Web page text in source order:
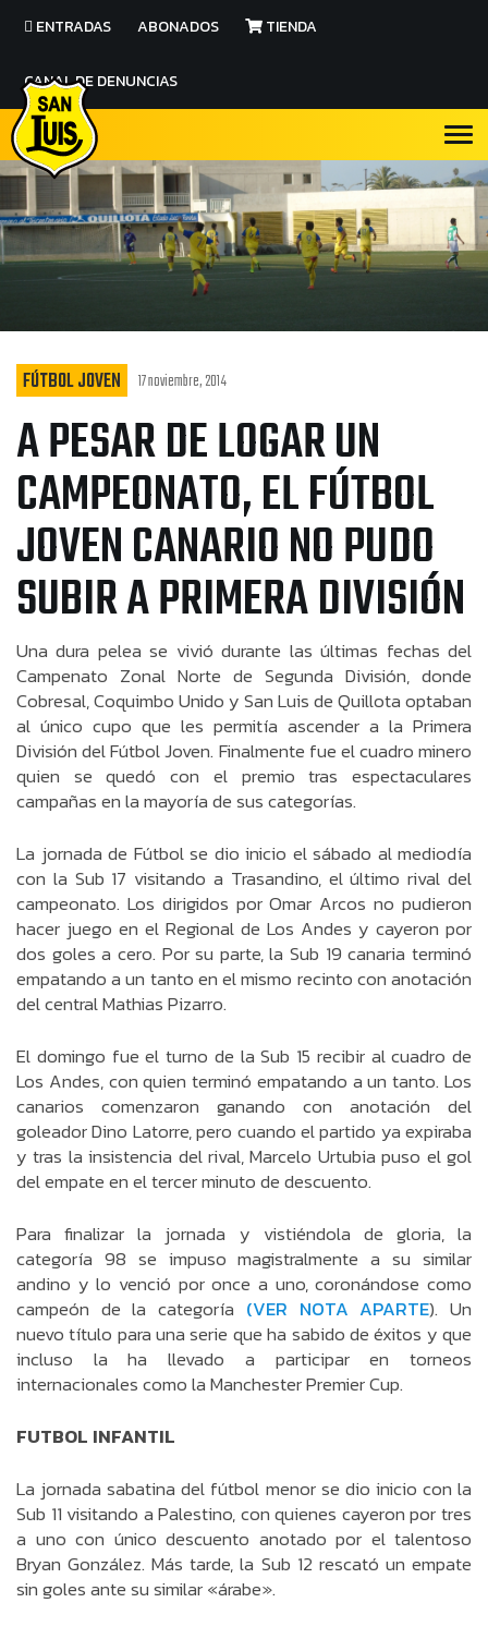
ENTRADAS ABONADOS TIENDA
CANAL DE DENUNCIAS
FÚTBOL JOVEN 17 noviembre, 2014
A PESAR DE LOGAR UN
CAMPEONATO, EL FÚTBOL
JOVEN CANARIO NO PUDO
SUBIR A PRIMERA DIVISIÓN
Una dura pelea se vivió durante las últimas fechas del
Campenato Zonal Norte de Segunda División, donde
Cobresal, Coquimbo Unido y San Luis de Quillota optaban
al único cupo que les permitía ascender a la Primera
División del Fútbol Joven. Finalmente fue el cuadro minero
quien se quedó con el premio tras espectaculares
campañas en la mayoría de sus categorías.
La jornada de Fútbol se dio inicio el sábado al mediodía
con la Sub 17 visitando a Trasandino, el último rival del
campeonato. Los dirigidos por Omar Arcos no pudieron
hacer juego en el Regional de Los Andes y cayeron por
dos goles a cero. Por su parte, la Sub 19 canaria terminó
empatando a un tanto en el mismo recinto con anotación
del central Mathias Pizarro.
El domingo fue el turno de la Sub 15 recibir al cuadro de
Los Andes, con quien terminó empatando a un tanto. Los
canarios comenzaron ganando con anotación del
goleador Dino Latorre, pero cuando el partido ya expiraba
y tras la insistencia del rival, Marcelo Urtubia puso el gol
del empate en el tercer minuto de descuento.
Para finalizar la jornada y vistiéndola de gloria, la
categoría 98 se impuso magistralmente a su similar
andino y lo venció por once a uno, coronándose como
campeón de la categoría (VER NOTA APARTE). Un
nuevo título para una serie que ha sabido de éxitos y que
incluso la ha llevado a participar en torneos
internacionales como la Manchester Premier Cup.
FUTBOL INFANTIL
La jornada sabatina del fútbol menor se dio inicio con la
Sub 11 visitando a Palestino, con quienes cayeron por tres
a uno con único descuento anotado por el talentoso
Bryan González. Más tarde, la Sub 12 rescató un empate
sin goles ante su similar «árabe».